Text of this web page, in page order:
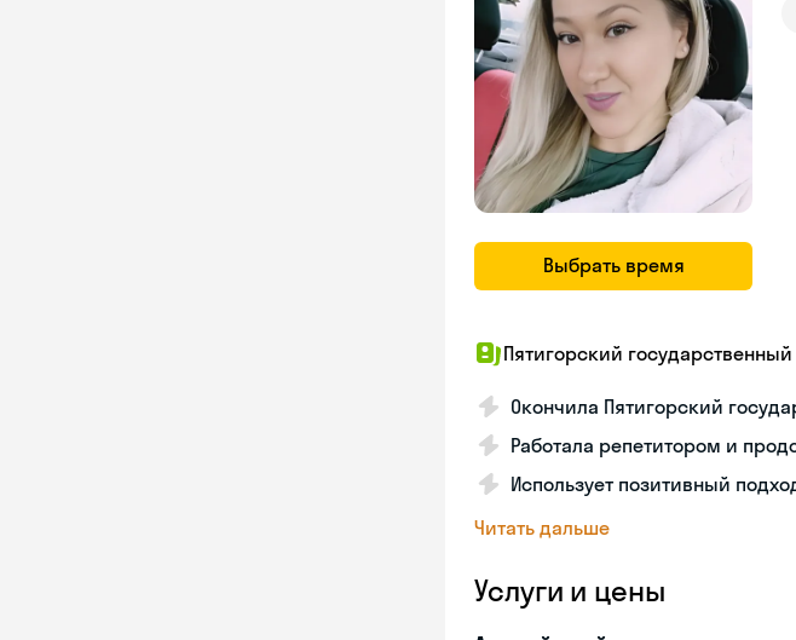
Выбрать время
Пятигорский
Окончила Пятигорский
Работала репетитором и
Использует позитивный
Читать дальше
Услуги и цены